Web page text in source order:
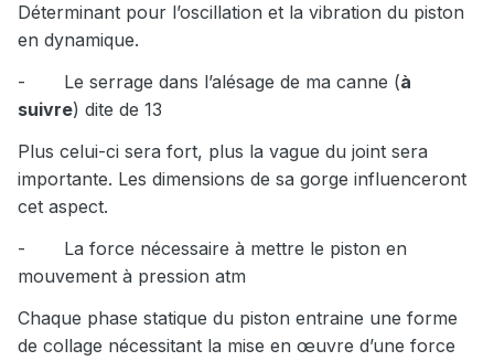
Déterminant pour l’oscillation et la vibration du piston
en dynamique.
-
Le serrage dans l’alésage de ma canne (à
suivre) dite de 13
Plus celui-ci sera fort, plus la vague du joint sera
importante. Les dimensions de sa gorge influenceront
cet aspect.
-
La force nécessaire à mettre le piston en
mouvement à pression atm
Chaque phase statique du piston entraine une forme
de collage nécessitant la mise en œuvre d’une force